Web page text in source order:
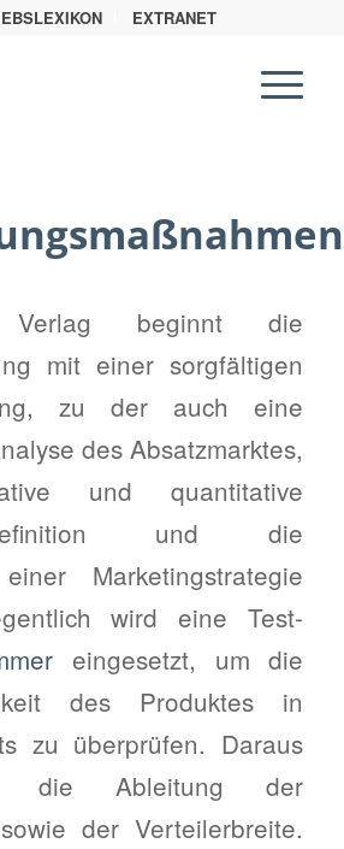
EXTRANET
beginnt die
mit einer sorgfältigen
zu der auch eine
des Absatzmarktes,
und quantitative
und die
Marketingstrategie
wird eine Test-
eingesetzt, um die
des Produktes in
zu überprüfen. Daraus
die Ableitung der
der Verteilerbreite.